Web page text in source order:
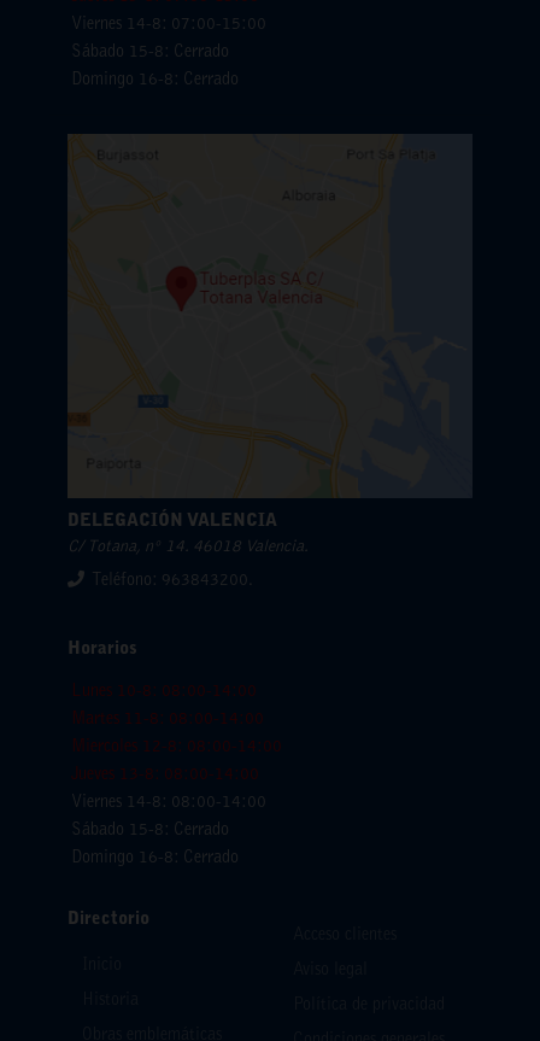
Directorio
Viernes 14-8: 07:00-15:00
Sábado 15-8: Cerrado
Domingo 16-8: Cerrado
DELEGACIÓN VALENCIA
C/ Totana, nº 14. 46018 Valencia.
Teléfono: 963843200.
Horarios
Lunes 10-8: 08:00-14:00
Martes 11-8: 08:00-14:00
Miercoles 12-8: 08:00-14:00
Jueves 13-8: 08:00-14:00
Viernes 14-8: 08:00-14:00
Sábado 15-8: Cerrado
Domingo 16-8: Cerrado